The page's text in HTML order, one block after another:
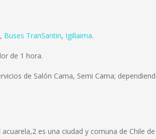
, Buses TranSantin, Igillaima.
de 1 hora.
de Salón Cama, Semi Cama;
es una ciudad y comuna de Chile